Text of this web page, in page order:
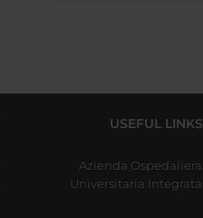
USEFUL LINKS
Azienda Ospedaliera
Universitaria Integrata